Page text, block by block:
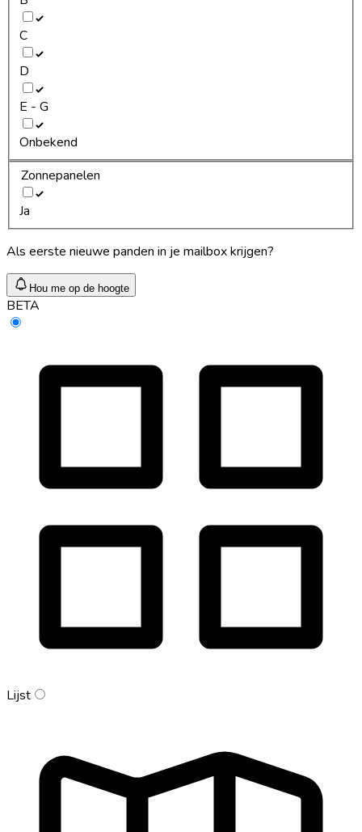
C
D
E - G
Onbekend
Zonnepanelen
Ja
Als eerste nieuwe panden in je mailbox krijgen?
Hou me op de hoogte
BETA
Lijst